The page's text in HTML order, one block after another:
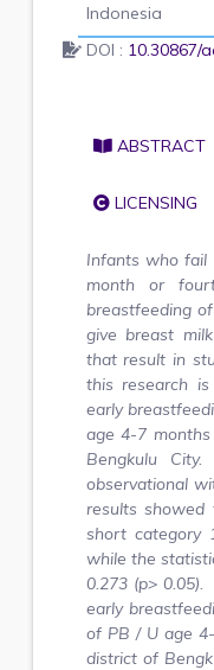
Indonesia
DOI : 10.30867/
ABSTRACT
LICENSING
Infants who
month or
breastfeeding
give breast
that result in
this research
early
age 4-7
Bengkulu
observational
results
short category
while the
0.273 (p>
early
of PB / U age
district of